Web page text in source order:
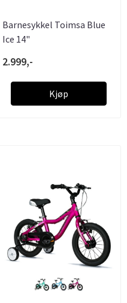
Barnesykkel Toimsa Blue
Ice 14"
2.999,-
Kjøp